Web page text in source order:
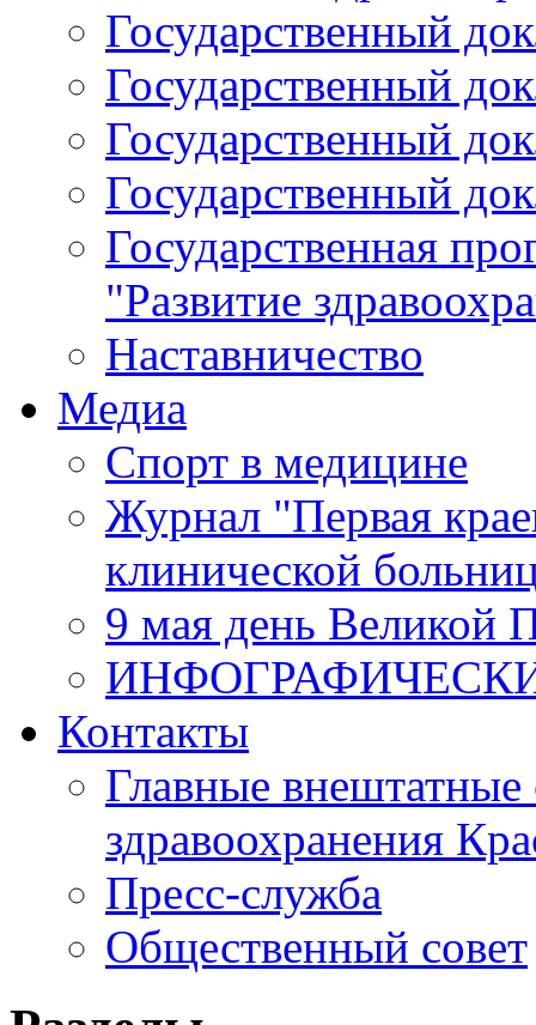
Государственный
Государственный
Государственный
Государственный
Государственная
"Развитие
Наставничество
Медиа
Спорт в медицине
Журнал "Первая
клинической
9 мая день Великой
Контакты
Главные внештатные
здравоохранения
Пресс-служба
Общественный совет